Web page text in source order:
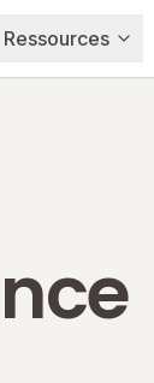
Ressources